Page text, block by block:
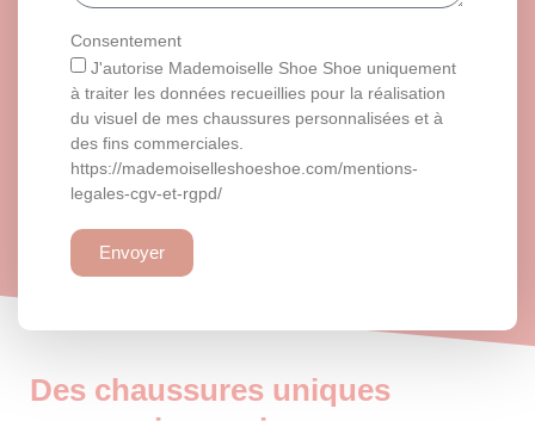
Consentement
J'autorise Mademoiselle Shoe Shoe uniquement
à traiter les données recueillies pour la réalisation
du visuel de mes chaussures personnalisées et à
des fins commerciales.
https://mademoiselleshoeshoe.com/mentions-
legales-cgv-et-rgpd/
Envoyer
Des chaussures uniques